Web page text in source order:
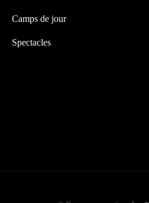
Camps de jour
Spectacles